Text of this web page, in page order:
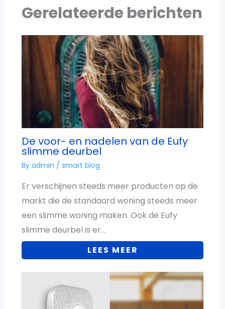
Gerelateerde berichten
De voor- en nadelen van de Eufy
slimme deurbel
By admin / smart blog
Er verschijnen steeds meer producten op de
markt die de standaard woning steeds meer
een slimme woning maken. Ook de Eufy
slimme deurbel is er…
LEES MEER